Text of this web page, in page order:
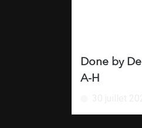
Done by
A-H